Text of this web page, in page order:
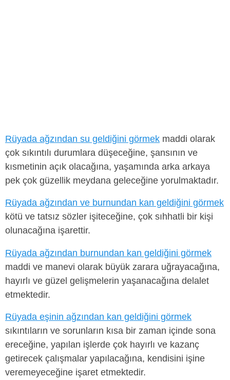
Rüyada ağzından su geldiğini görmek maddi olarak
çok sıkıntılı durumlara düşeceğine, şansının ve
kısmetinin açık olacağına, yaşamında arka arkaya
pek çok güzellik meydana geleceğine yorulmaktadır.
Rüyada ağzından ve burnundan kan geldiğini görmek
kötü ve tatsız sözler işiteceğine, çok sıhhatli bir kişi
olunacağına işarettir.
Rüyada ağzından burnundan kan geldiğini görmek
maddi ve manevi olarak büyük zarara uğrayacağına,
hayırlı ve güzel gelişmelerin yaşanacağına delalet
etmektedir.
Rüyada eşinin ağzından kan geldiğini görmek
sıkıntıların ve sorunların kısa bir zaman içinde sona
ereceğine, yapılan işlerde çok hayırlı ve kazanç
getirecek çalışmalar yapılacağına, kendisini işine
veremeyeceğine işaret etmektedir.